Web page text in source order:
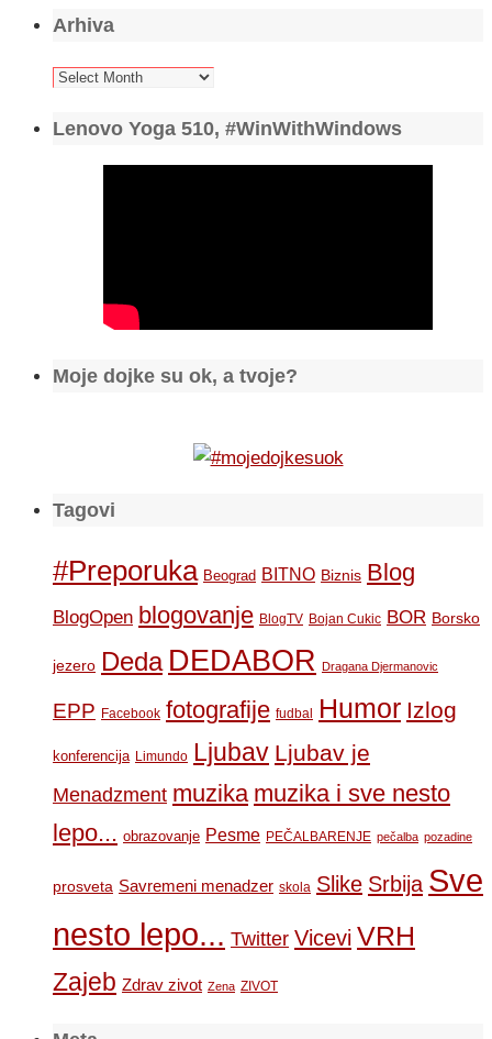
Arhiva
Arhiva
Lenovo Yoga 510, #WinWithWindows
Moje dojke su ok, a tvoje?
Tagovi
#Preporuka Beograd BITNO Biznis Blog
BlogOpen blogovanje BlogTV Bojan Cukic BOR Borsko
jezero Deda DEDABOR Dragana Djermanovic
EPP Facebook fotografije fudbal Humor Izlog
konferencija Limundo Ljubav Ljubav je
Menadzment muzika muzika i sve nesto
lepo... obrazovanje Pesme PEČALBARENJE pečalba pozadine
prosveta Savremeni menadzer skola Slike Srbija Sve
nesto lepo... Twitter Vicevi VRH
Zajeb Zdrav zivot Zena ZIVOT